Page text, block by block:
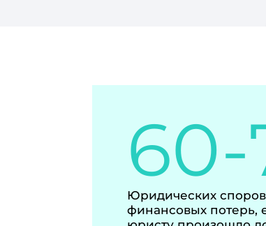
60-
Юридических
финансовых